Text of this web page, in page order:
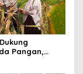
Pangan,